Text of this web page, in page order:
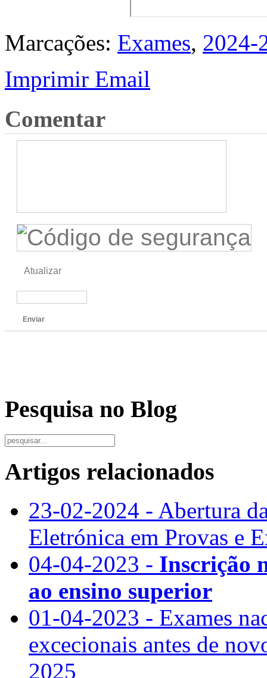
Marcações: Exames, 2024-
Imprimir Email
Comentar
Atualizar
Enviar
Pesquisa no Blog
Artigos relacionados
23-02-2024 - Abertura
Eletrónica em Provas e
04-04-2023 - Inscrição
ao ensino superior
01-04-2023 - Exames
excecionais antes de
2025